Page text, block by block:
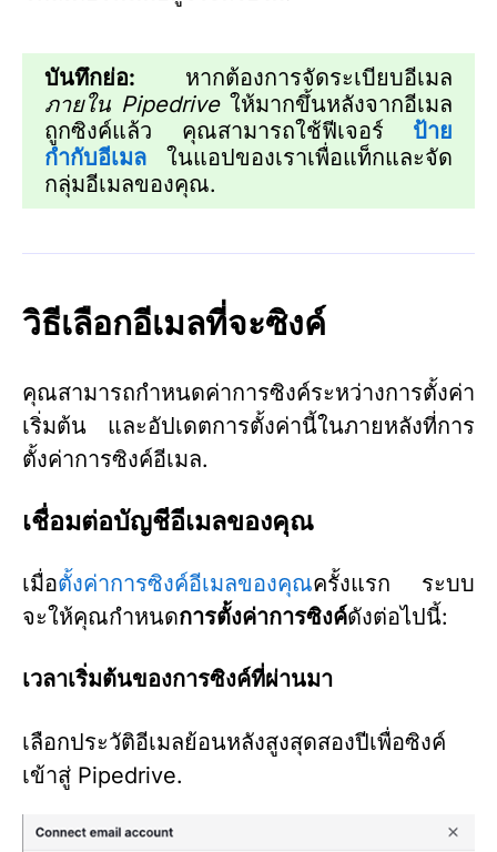
บันทึกย่อ: หากต้องการจัดระเบียบอีเมล
ภายใน Pipedriveให้มากขึ้นหลังจากอีเมล
ถูกซิงค์แล้ว คุณสามารถใช้ฟีเจอร์ ป้าย
กำกับอีเมล ในแอปของเราเพื่อแท็กและจัด
กลุ่มอีเมลของคุณ.
วิธีเลือกอีเมลที่จะซิงค์
คุณสามารถกำหนดค่าการซิงค์ระหว่างการตั้งค่า
เริ่มต้น และอัปเดตการตั้งค่านี้ในภายหลังที่การ
ตั้งค่าการซิงค์อีเมล.
เชื่อมต่อบัญชีอีเมลของคุณ
เมื่อตั้งค่าการซิงค์อีเมลของคุณครั้งแรก ระบบ
จะให้คุณกำหนดการตั้งค่าการซิงค์ดังต่อไปนี้:
เวลาเริ่มต้นของการซิงค์ที่ผ่านมา
เลือกประวัติอีเมลย้อนหลังสูงสุดสองปีเพื่อซิงค์
เข้าสู่ Pipedrive.